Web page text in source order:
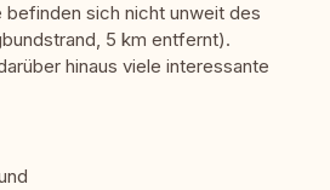
befinden sich nicht unweit des
5 km entfernt).
hinaus viele interessante